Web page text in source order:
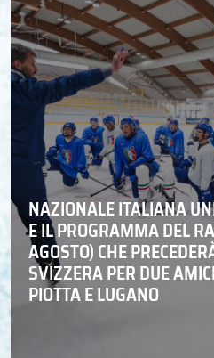
NAZIONALE ITALIANA
E IL PROGRAMMA DEL
AGOSTO) CHE
SVIZZERA PER DUE
PIOTTA E LUGANO